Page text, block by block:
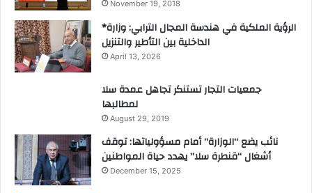
November 19, 2018
*الرؤية الملكية في هندسة المجال الترابي: وزارة
الداخلية بين التأطير والتنزيل
April 13, 2026
جمعيات التجار تستنكر تجاهل عمدة سلا
لمطالبها
August 29, 2019
نائب يضع “الوزارة” أمام مسؤولياتها: توقف
أشغال “قنطرة سلا” يهدد حياة المواطنين
December 15, 2025